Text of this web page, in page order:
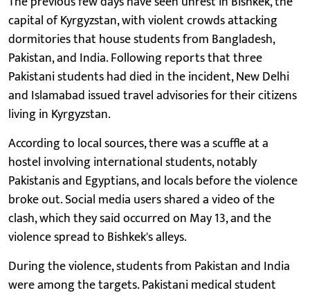
capital of Kyrgyzstan, with violent crowds attacking
dormitories that house students from Bangladesh,
Pakistan, and India. Following reports that three
Pakistani students had died in the incident, New Delhi
and Islamabad issued travel advisories for their citizens
living in Kyrgyzstan.
According to local sources, there was a scuffle at a
hostel involving international students, notably
Pakistanis and Egyptians, and locals before the violence
broke out. Social media users shared a video of the
clash, which they said occurred on May 13, and the
violence spread to Bishkek's alleys.
During the violence, students from Pakistan and India
were among the targets. Pakistani medical student